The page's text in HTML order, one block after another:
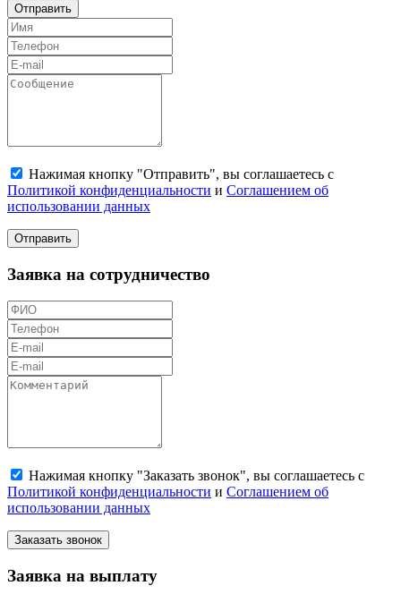
Отправить
Нажимая кнопку "Отправить", вы соглашаетесь с
Политикой конфиденциальности и Соглашением об
использовании данных
Отправить
Заявка на сотрудничество
Нажимая кнопку "Заказать звонок", вы соглашаетесь с
Политикой конфиденциальности и Соглашением об
использовании данных
Заказать звонок
Заявка на выплату